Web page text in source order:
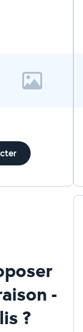
-
?